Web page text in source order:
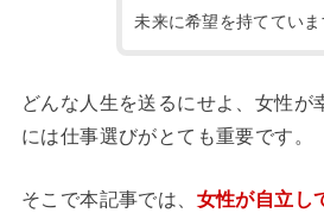
未来に希望を持てていま
どんな人生を送るにせよ、女性が
には仕事選びがとても重要です。
そこで本記事では、 女性が自立し